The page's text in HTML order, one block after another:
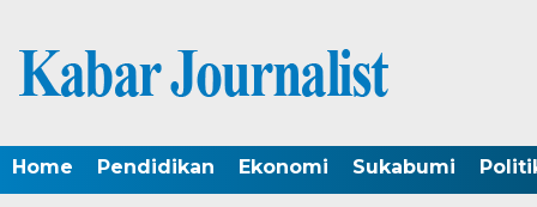
Home Pendidikan Ekonomi Sukabumi